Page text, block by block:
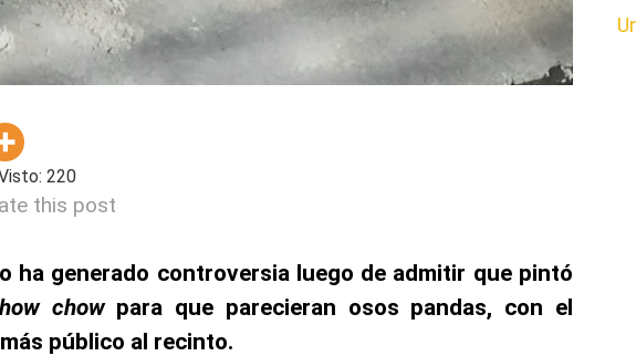
220
this post
ha generado controversia luego de admitir que pintó
chowpara que parecieran osos pandas, con el
público al recinto.